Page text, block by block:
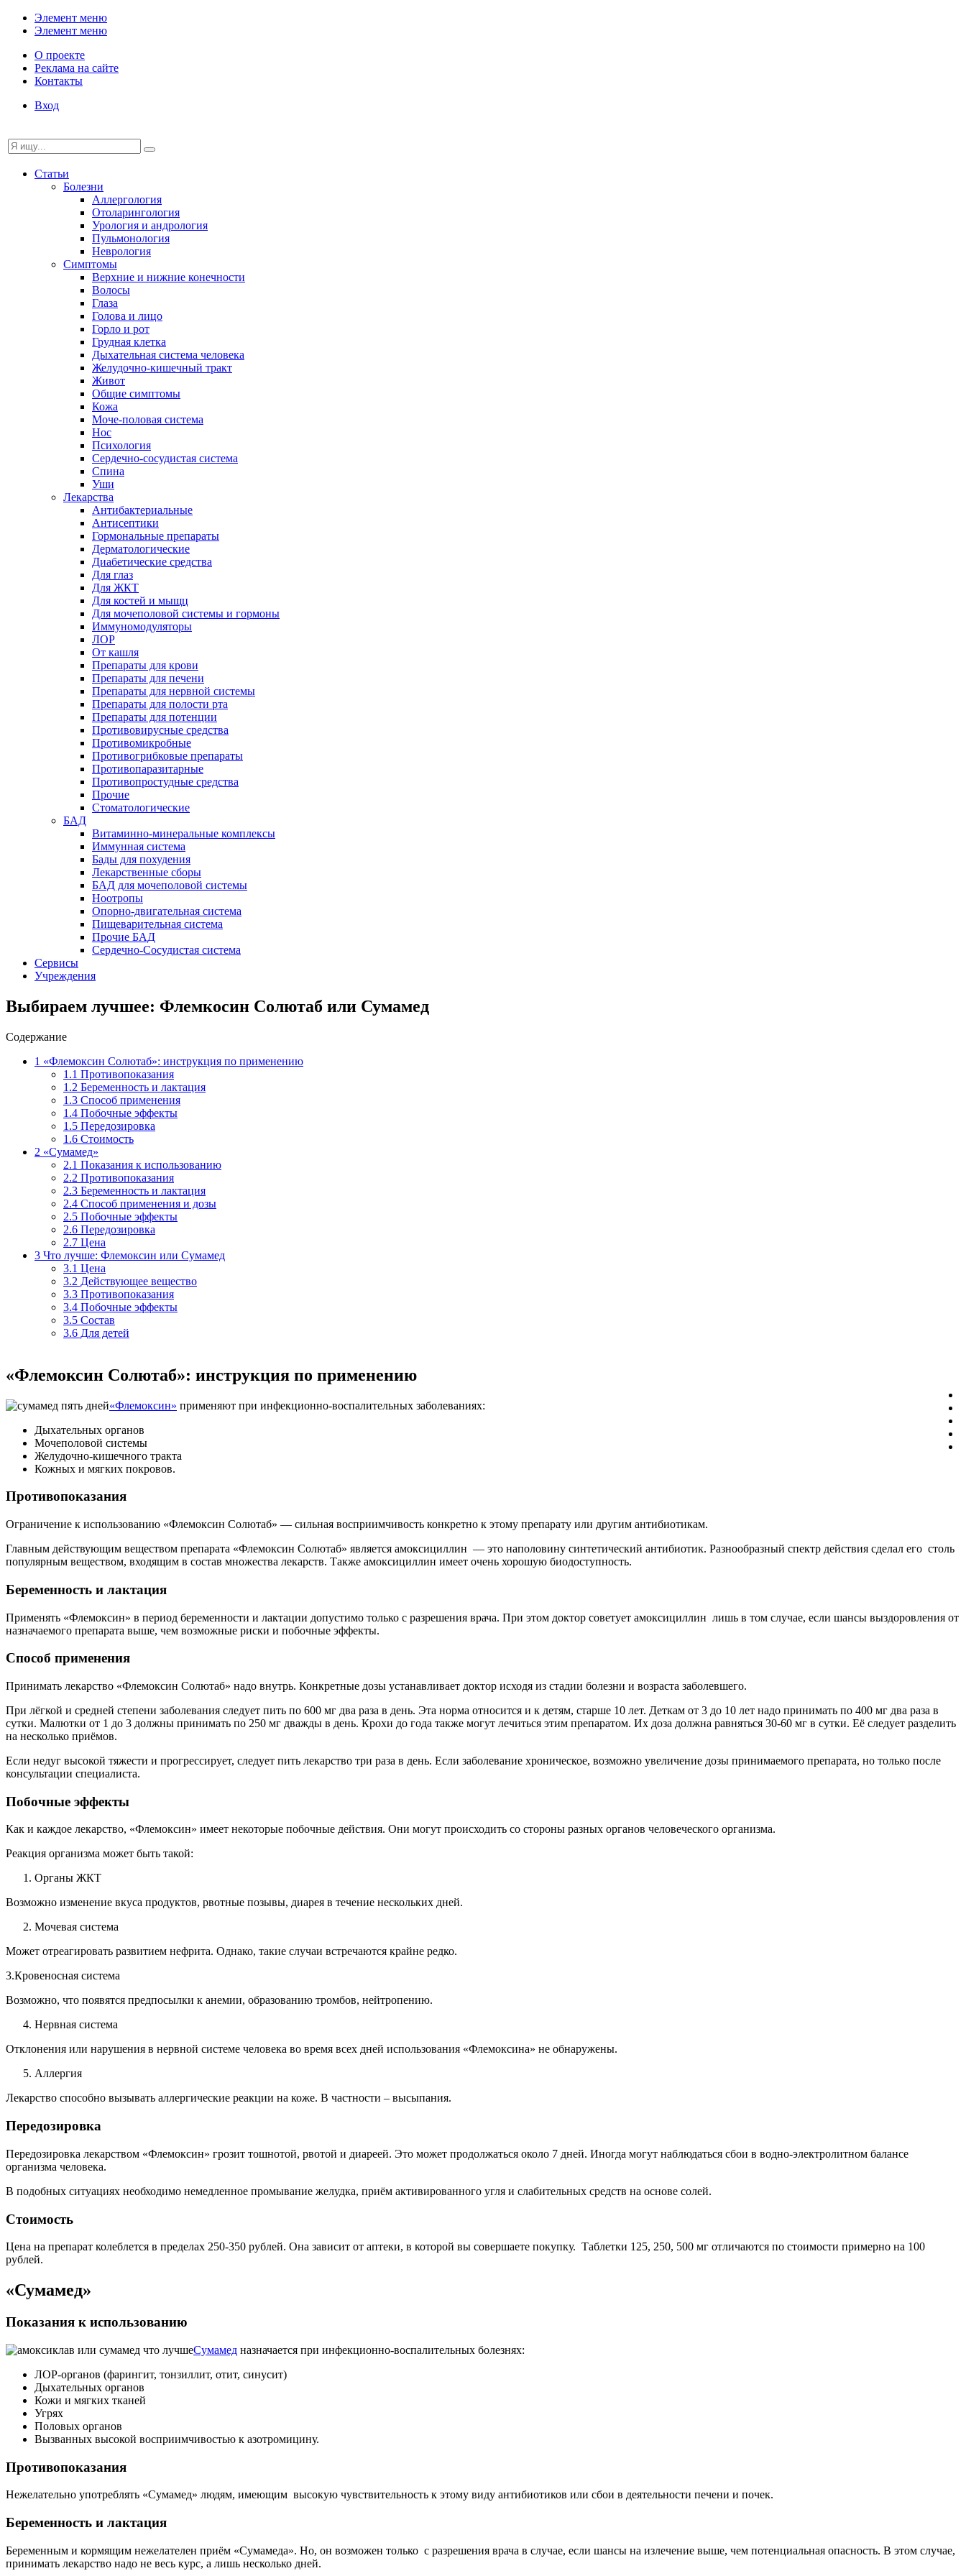
Элемент меню
Элемент меню
О проекте
Реклама на сайте
Контакты
Вход
Статьи
Болезни
Аллергология
Отоларингология
Урология и андрология
Пульмонология
Неврология
Симптомы
Верхние и нижние конечности
Волосы
Глаза
Голова и лицо
Горло и рот
Грудная клетка
Дыхательная система человека
Желудочно-кишечный тракт
Живот
Общие симптомы
Кожа
Моче-половая система
Нос
Психология
Сердечно-сосудистая система
Спина
Уши
Лекарства
Антибактериальные
Антисептики
Гормональные препараты
Дерматологические
Диабетические средства
Для глаз
Для ЖКТ
Для костей и мыщц
Для мочеполовой системы и гормоны
Иммуномодуляторы
ЛОР
От кашля
Препараты для крови
Препараты для печени
Препараты для нервной системы
Препараты для полости рта
Препараты для потенции
Противовирусные средства
Противомикробные
Противогрибковые препараты
Противопаразитарные
Противопростудные средства
Прочие
Стоматологические
БАД
Витаминно-минеральные комплексы
Иммунная система
Бады для похудения
Лекарственные сборы
БАД для мочеполовой системы
Ноотропы
Опорно-двигательная система
Пищеварительная система
Прочие БАД
Сердечно-Сосудистая система
Сервисы
Учреждения
Выбираем лучшее: Флемкосин Солютаб или Сумамед
Содержание
1 «Флемоксин Солютаб»: инструкция по применению
1.1 Противопоказания
1.2 Беременность и лактация
1.3 Способ применения
1.4 Побочные эффекты
1.5 Передозировка
1.6 Стоимость
2 «Сумамед»
2.1 Показания к использованию
2.2 Противопоказания
2.3 Беременность и лактация
2.4 Способ применения и дозы
2.5 Побочные эффекты
2.6 Передозировка
2.7 Цена
3 Что лучше: Флемоксин или Сумамед
3.1 Цена
3.2 Действующее вещество
3.3 Противопоказания
3.4 Побочные эффекты
3.5 Состав
3.6 Для детей
«Флемоксин Солютаб»: инструкция по применению
«Флемоксин» применяют при инфекционно-воспалительных заболеваниях:
Дыхательных органов
Мочеполовой системы
Желудочно-кишечного тракта
Кожных и мягких покровов.
Противопоказания
Ограничение к использованию «Флемоксин Солютаб» — сильная восприимчивость конкретно к этому препарату или другим антибиотикам.
Главным действующим веществом препарата «Флемоксин Солютаб» является амоксициллин — это наполовину синтетический антибиотик. Разнообразный спектр действия сделал его столь
популярным веществом, входящим в состав множества лекарств. Также амоксициллин имеет очень хорошую биодоступность.
Беременность и лактация
Применять «Флемоксин» в период беременности и лактации допустимо только с разрешения врача. При этом доктор советует амоксициллин лишь в том случае, если шансы выздоровления от
назначаемого препарата выше, чем возможные риски и побочные эффекты.
Способ применения
Принимать лекарство «Флемоксин Солютаб» надо внутрь. Конкретные дозы устанавливает доктор исходя из стадии болезни и возраста заболевшего.
При лёгкой и средней степени заболевания следует пить по 600 мг два раза в день. Эта норма относится и к детям, старше 10 лет. Деткам от 3 до 10 лет надо принимать по 400 мг два раза в
сутки. Малютки от 1 до 3 должны принимать по 250 мг дважды в день. Крохи до года также могут лечиться этим препаратом. Их доза должна равняться 30-60 мг в сутки. Её следует разделить
на несколько приёмов.
Если недуг высокой тяжести и прогрессирует, следует пить лекарство три раза в день. Если заболевание хроническое, возможно увеличение дозы принимаемого препарата, но только после
консультации специалиста.
Побочные эффекты
Как и каждое лекарство, «Флемоксин» имеет некоторые побочные действия. Они могут происходить со стороны разных органов человеческого организма.
Реакция организма может быть такой:
Органы ЖКТ
Возможно изменение вкуса продуктов, рвотные позывы, диарея в течение нескольких дней.
Мочевая система
Может отреагировать развитием нефрита. Однако, такие случаи встречаются крайне редко.
3.Кровеносная система
Возможно, что появятся предпосылки к анемии, образованию тромбов, нейтропению.
Нервная система
Отклонения или нарушения в нервной системе человека во время всех дней использования «Флемоксина» не обнаружены.
Аллергия
Лекарство способно вызывать аллергические реакции на коже. В частности – высыпания.
Передозировка
Передозировка лекарством «Флемоксин» грозит тошнотой, рвотой и диареей. Это может продолжаться около 7 дней. Иногда могут наблюдаться сбои в водно-электролитном балансе
организма человека.
В подобных ситуациях необходимо немедленное промывание желудка, приём активированного угля и слабительных средств на основе солей.
Стоимость
Цена на препарат колеблется в пределах 250-350 рублей. Она зависит от аптеки, в которой вы совершаете покупку. Таблетки 125, 250, 500 мг отличаются по стоимости примерно на 100
рублей.
«Сумамед»
Показания к использованию
Сумамед назначается при инфекционно-воспалительных болезнях:
ЛОР-органов (фарингит, тонзиллит, отит, синусит)
Дыхательных органов
Кожи и мягких тканей
Угрях
Половых органов
Вызванных высокой восприимчивостью к азотромицину.
Противопоказания
Нежелательно употреблять «Сумамед» людям, имеющим высокую чувствительность к этому виду антибиотиков или сбои в деятельности печени и почек.
Беременность и лактация
Беременным и кормящим нежелателен приём «Сумамеда». Но, он возможен только с разрешения врача в случае, если шансы на излечение выше, чем потенциальная опасность. В этом случае,
принимать лекарство надо не весь курс, а лишь несколько дней.